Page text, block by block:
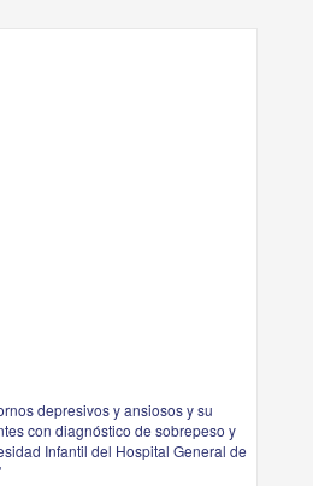
depresivos y ansiosos y su
con diagnóstico de sobrepeso y
Infantil del Hospital General de